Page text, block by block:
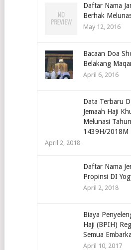
Daftar Nama
Berhak
May 12, 2016
Bacaan Doa
Belakang
April 6, 2016
Data Terbaru
Jemaah Haji
Melunasi Tahun
1439H/2018M
April 2, 2018
Daftar Nama
Propinsi DI
April 2, 2018
Biaya
Haji (BPIH)
Semua
April 10, 2017